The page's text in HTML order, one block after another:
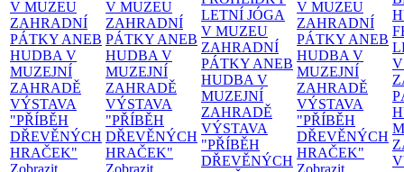
V MUZEU
ZAHRADNÍ
PÁTKY ANEB
HUDBA V
MUZEJNÍ
ZAHRADĚ
VÝSTAVA
"PŘÍBĚH
DŘEVĚNÝCH
HRAČEK"
V MUZEU
ZAHRADNÍ
PÁTKY ANEB
HUDBA V
MUZEJNÍ
ZAHRADĚ
VÝSTAVA
"PŘÍBĚH
DŘEVĚNÝCH
HRAČEK"
LETNÍ JÓGA
V MUZEU
ZAHRADNÍ
PÁTKY ANEB
HUDBA V
MUZEJNÍ
ZAHRADĚ
VÝSTAVA
"PŘÍBĚH
DŘEVĚNÝCH
V MUZEU
ZAHRADNÍ
PÁTKY ANEB
HUDBA V
MUZEJNÍ
ZAHRADĚ
VÝSTAVA
"PŘÍBĚH
DŘEVĚNÝCH
HRAČEK"